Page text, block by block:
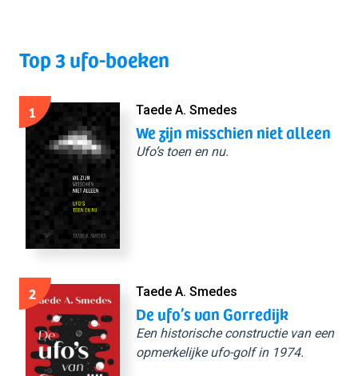
Top 3 ufo-boeken
1 Taede A. Smedes
We zijn misschien niet alleen
Ufo’s toen en nu.
2 Taede A. Smedes
De ufo’s van Gorredijk
Een historische constructie van een
opmerkelijke ufo-golf in 1974.